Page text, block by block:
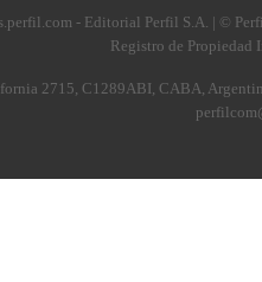
- Editorial Perfil S.A. | ©
Registro de Propiedad
2715, C1289ABI, CABA,